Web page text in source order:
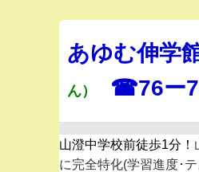
あゆむ伸学
ん） ☎76ー
山澄中学校前徒歩1分！
に完全特化(学習進度･